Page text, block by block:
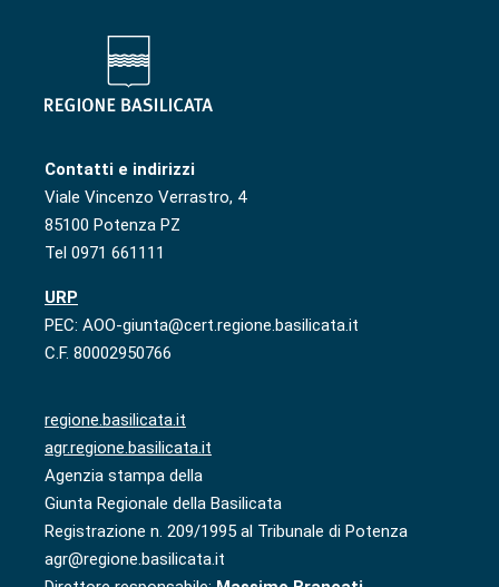
Contatti e indirizzi
Viale Vincenzo Verrastro, 4
85100 Potenza PZ
Tel 0971 661111
URP
PEC: AOO-giunta@cert.regione.basilicata.it
C.F. 80002950766
regione.basilicata.it
agr.regione.basilicata.it
Agenzia stampa della
Giunta Regionale della Basilicata
Registrazione n. 209/1995 al Tribunale di Potenza
agr@regione.basilicata.it